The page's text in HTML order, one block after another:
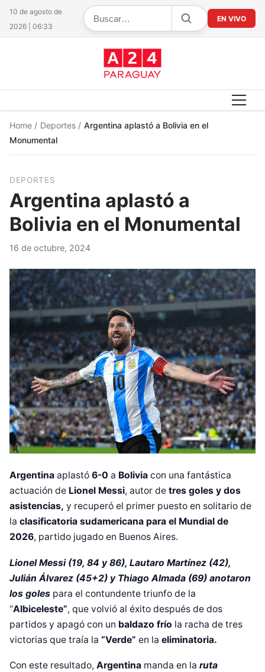
10 de agosto de
2026 | 06:33
EN VIVO
Home / Deportes / Argentina aplastó a Bolivia en el
Monumental
DEPORTES
Argentina aplastó a
Bolivia en el Monumental
16 de octubre, 2024
Argentina aplastó 6-0 a Bolivia con una fantástica
actuación de Lionel Messi, autor de tres goles y dos
asistencias, y recuperó el primer puesto en solitario de
la clasificatoria sudamericana para el Mundial de
2026, partido jugado en Buenos Aires.
Lionel Messi (19, 84 y 86), Lautaro Martínez (42),
Julián Álvarez (45+2) y Thiago Almada (69) anotaron
los goles para el contundente triunfo de la
“Albiceleste”, que volvió al éxito después de dos
partidos y apagó con un baldazo frío la racha de tres
victorias que traía la “Verde” en la eliminatoria.
Con este resultado, Argentina manda en la ruta